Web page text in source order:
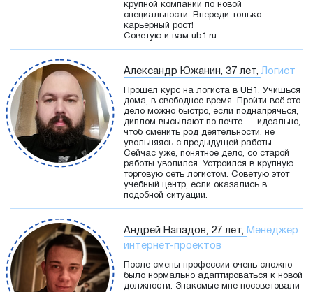
крупной компании по новой
специальности. Впереди только
карьерный рост!
Советую и вам ub1.ru
Александр Южанин, 37 лет,Логист
Прошёл курс на логиста в UB1. Учишься
дома, в свободное время. Пройти всё это
дело можно быстро, если поднапрячься,
диплом высылают по почте — идеально,
чтоб сменить род деятельности, не
увольняясь с предыдущей работы.
Сейчас уже, понятное дело, со старой
работы уволился. Устроился в крупную
торговую сеть логистом. Советую этот
учебный центр, если оказались в
подобной ситуации.
Андрей Нападов, 27 лет, Менеджер
интернет-проектов
После смены профессии очень сложно
было нормально адаптироваться к новой
должности. Знакомые мне посоветовали